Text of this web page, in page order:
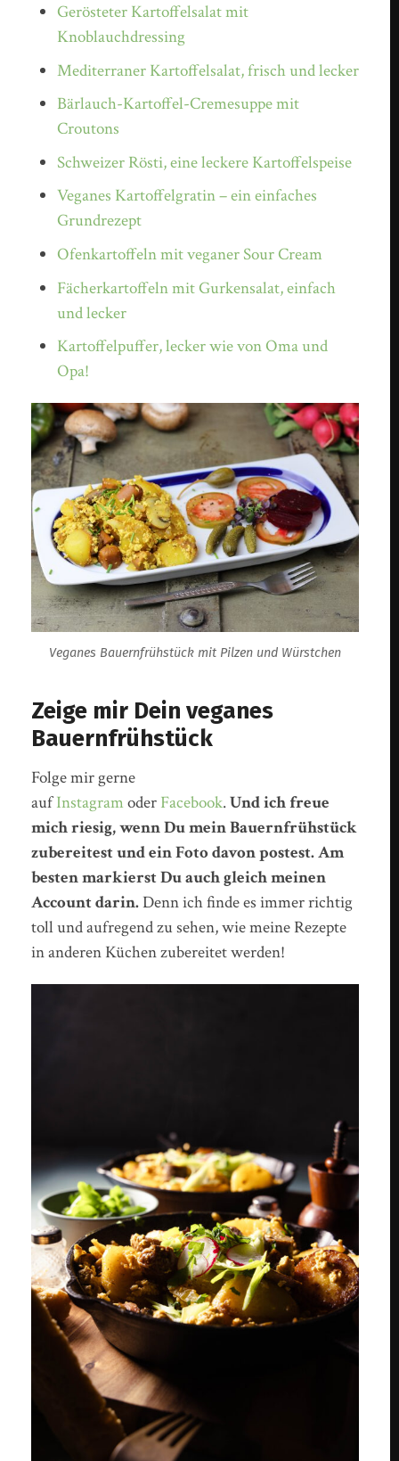
Gerösteter Kartoffelsalat mit
Knoblauchdressing
Mediterraner Kartoffelsalat, frisch und lecker
Bärlauch-Kartoffel-Cremesuppe mit
Croutons
Schweizer Rösti, eine leckere Kartoffelspeise
Veganes Kartoffelgratin – ein einfaches
Grundrezept
Ofenkartoffeln mit veganer Sour Cream
Fächerkartoffeln mit Gurkensalat, einfach
und lecker
Kartoffelpuffer, lecker wie von Oma und
Opa!
Veganes Bauernfrühstück mit Pilzen und Würstchen
Zeige mir Dein veganes
Bauernfrühstück
Folge mir gerne
aufInstagramoder Facebook.Und ich freue
mich riesig, wenn Du mein Bauernfrühstück
zubereitest und ein Foto davon postest. Am
besten markierst Du auch gleich meinen
Account darin.Denn ich finde es immer richtig
toll und aufregend zu sehen, wie meine Rezepte
in anderen Küchen zubereitet werden!